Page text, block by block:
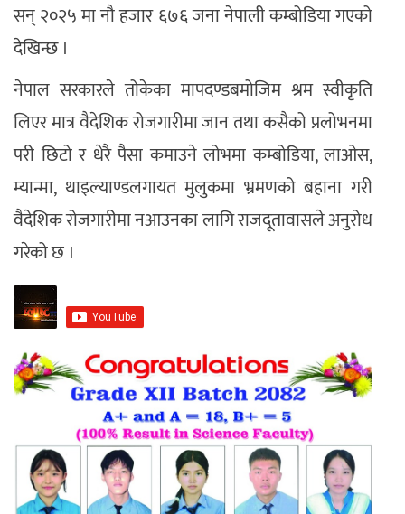
सन् २०२५ मा नौ हजार ६७६ जना नेपाली कम्बोडिया गएको
देखिन्छ ।
नेपाल सरकारले तोकेका मापदण्डबमोजिम श्रम स्वीकृति
लिएर मात्र वैदेशिक रोजगारीमा जान तथा कसैको प्रलोभनमा
परी छिटो र धेरै पैसा कमाउने लोभमा कम्बोडिया, लाओस,
म्यान्मा, थाइल्याण्डलगायत मुलुकमा भ्रमणको बहाना गरी
वैदेशिक रोजगारीमा नआउनका लागि राजदूतावासले अनुरोध
गरेको छ ।